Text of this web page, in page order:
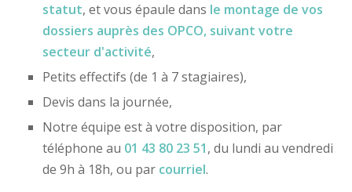
statut, et vous épaule dans le montage de vos
dossiers auprès des OPCO, suivant votre
secteur d'activité,
Petits effectifs (de 1 à 7 stagiaires),
Devis dans la journée,
Notre équipe est à votre disposition, par
téléphone au 01 43 80 23 51, du lundi au vendredi
de 9h à 18h, ou par courriel.